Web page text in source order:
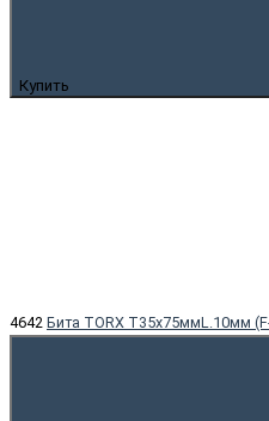
Купить
4642 Бита TORX T35x75ммL.10мм